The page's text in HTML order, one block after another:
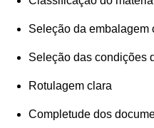
Seleção da embalagem
Seleção das condições
Rotulagem clara
Completude dos